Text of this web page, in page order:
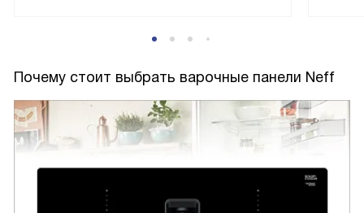
Почему стоит выбрать варочные панели Neff